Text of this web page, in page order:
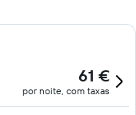
61 €
por noite, com taxas